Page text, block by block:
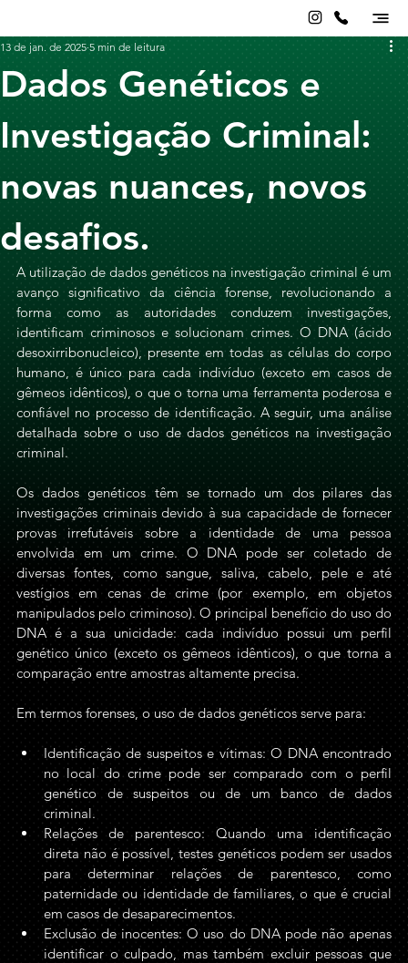
Dados Genéticos e
Investigação Criminal:
novas nuances, novos
desafios.
13 de jan. de 2025 5 min de leitura
A utilização de dados genéticos na investigação criminal é um
avanço significativo da ciência forense, revolucionando a
forma como as autoridades conduzem investigações,
identificam criminosos e solucionam crimes. O DNA (ácido
desoxirribonucleico), presente em todas as células do corpo
humano, é único para cada indivíduo (exceto em casos de
gêmeos idênticos), o que o torna uma ferramenta poderosa e
confiável no processo de identificação. A seguir, uma análise
detalhada sobre o uso de dados genéticos na investigação
criminal.
Os dados genéticos têm se tornado um dos pilares das
investigações criminais devido à sua capacidade de fornecer
provas irrefutáveis sobre a identidade de uma pessoa
envolvida em um crime. O DNA pode ser coletado de
diversas fontes, como sangue, saliva, cabelo, pele e até
vestígios em cenas de crime (por exemplo, em objetos
manipulados pelo criminoso). O principal benefício do uso do
DNA é a sua unicidade: cada indivíduo possui um perfil
genético único (exceto os gêmeos idênticos), o que torna a
comparação entre amostras altamente precisa.
Em termos forenses, o uso de dados genéticos serve para:
Identificação de suspeitos e vítimas: O DNA encontrado
no local do crime pode ser comparado com o perfil
genético de suspeitos ou de um banco de dados
criminal.
Relações de parentesco: Quando uma identificação
direta não é possível, testes genéticos podem ser usados
para determinar relações de parentesco, como
paternidade ou identidade de familiares, o que é crucial
em casos de desaparecimentos.
Exclusão de inocentes: O uso do DNA pode não apenas
identificar o culpado, mas também excluir pessoas que